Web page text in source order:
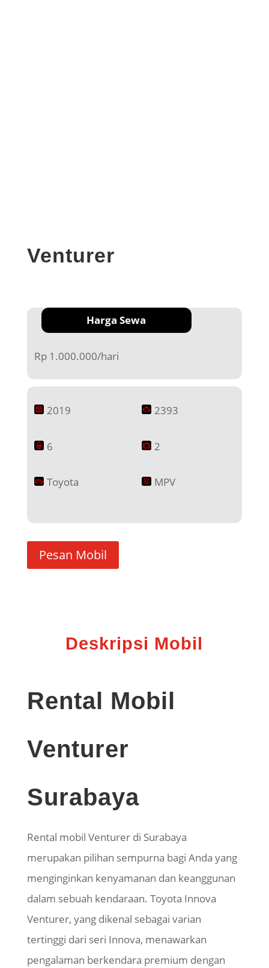
Venturer
Harga Sewa
Rp 1.000.000/hari
2019 2393
6 2
Toyota MPV
Pesan Mobil
Deskripsi Mobil
Rental Mobil
Venturer
Surabaya
Rental mobil Venturer di Surabaya
merupakan pilihan sempurna bagi Anda yang
menginginkan kenyamanan dan keanggunan
dalam sebuah kendaraan. Toyota Innova
Venturer, yang dikenal sebagai varian
tertinggi dari seri Innova, menawarkan
pengalaman berkendara premium dengan